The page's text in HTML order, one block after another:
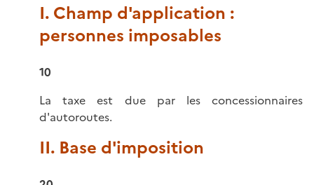
I. Champ d'application :
personnes imposables
10
La taxe est due par les concessionnaires
d'autoroutes.
II. Base d'imposition